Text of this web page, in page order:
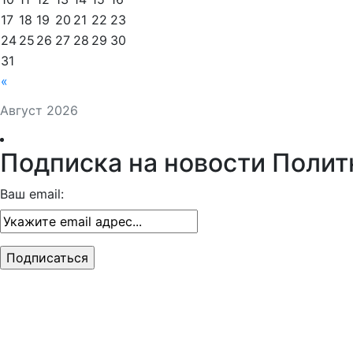
Август 2026
«
17 18 19 20 21 22 23
24 25 26 27 28 29 30
31
Подписка на новости
Ваш email: